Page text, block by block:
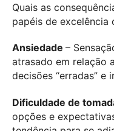
Quais as
papéis de excelência
Ansiedade –
atrasado em relação
decisões “erradas” e
Dificuldade de
opções e